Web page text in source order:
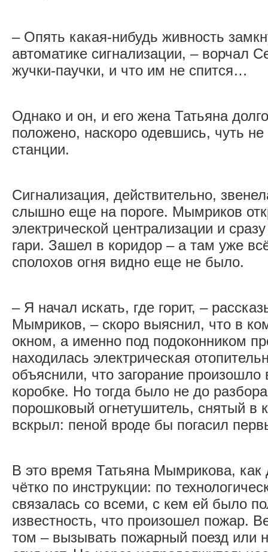
– Опять какая-нибудь живность
автоматике сигнализации, – ворчал
жучки-паучки, и что им не спится…
Однако и он, и его жена Татьяна
положено, наскоро одевшись, чуть
станции.
Сигнализация, действительно,
слышно еще на пороге. Мымриков
электрической централизации и
гари. Зашел в коридор – а там уже
сполохов огня видно еще не было.
– Я начал искать, где горит, –
Мымриков, – скоро выяснил, что в
окном, а именно под подоконником
находилась электрическая
объяснили, что загорание произошло
коробке. Но тогда было не до
порошковый огнетушитель, снятый в
вскрыл: пеной вроде бы погасил
В это время Татьяна Мымрикова, как
чётко по инструкции: по
связалась со всеми, с кем ей было
известность, что произошел пожар.
том – вызывать пожарный поезд или